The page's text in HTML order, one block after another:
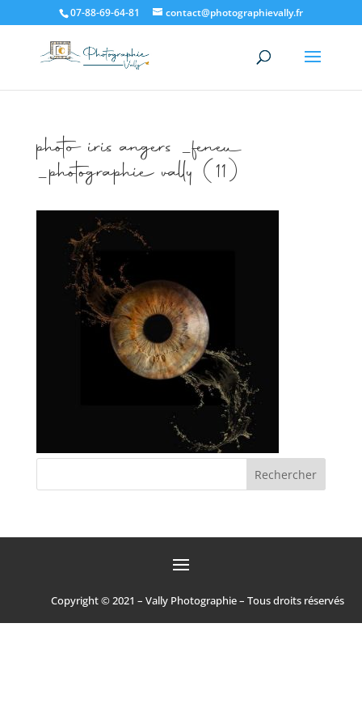
07-88-69-64-81 contact@photographievally.fr
photo iris angers _feneu
_photographie vally (11)
Copyright © 2021 – Vally Photographie – Tous droits réservés